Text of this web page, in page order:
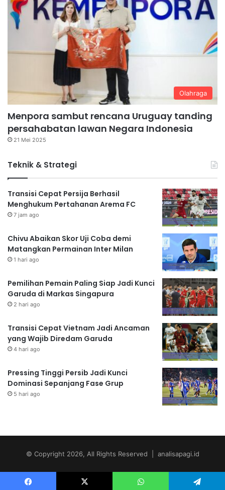
Olahraga
Menpora sambut rencana Uruguay tanding
persahabatan lawan Negara Indonesia
21 Mei 2025
Teknik & Strategi
Transisi Cepat Persija Berhasil
Menghukum Pertahanan Arema FC
7 jam ago
Chivu Abaikan Skor Uji Coba demi
Matangkan Permainan Inter Milan
1 hari ago
Pemilihan Pemain Paling Siap Jadi Kunci
Garuda di Markas Singapura
2 hari ago
Transisi Cepat Vietnam Jadi Ancaman
yang Wajib Diredam Garuda
4 hari ago
Pressing Tinggi Persib Jadi Kunci
Dominasi Sepanjang Fase Grup
5 hari ago
© Copyright 2026, All Rights Reserved | analisapagi.id